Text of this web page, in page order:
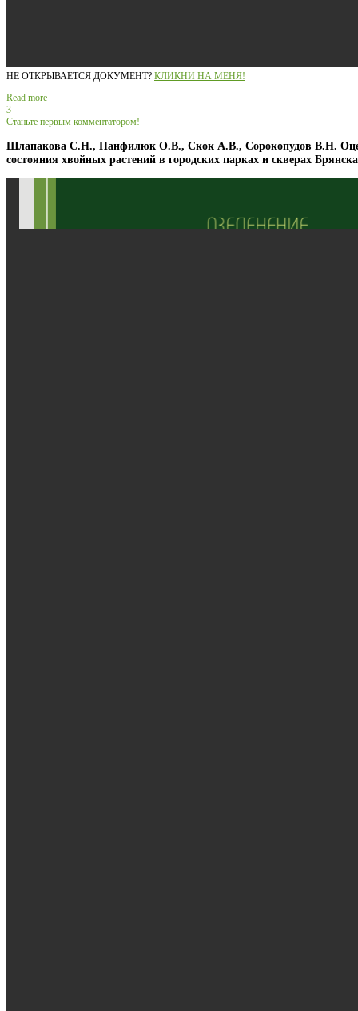
НЕ ОТКРЫВАЕТСЯ ДОКУМЕНТ? КЛИКНИ НА МЕНЯ!
Read more
3
Станьте первым комментатором!
Шлапакова С.Н., Панфилюк О.В., Скок А.В., Сорокопудов В.Н.
состояния хвойных растений в городских парках и скверах Брянска